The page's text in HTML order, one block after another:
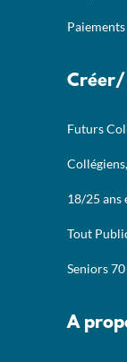
Créer/
Futurs
18/25 ans
Tout
Seniors
A